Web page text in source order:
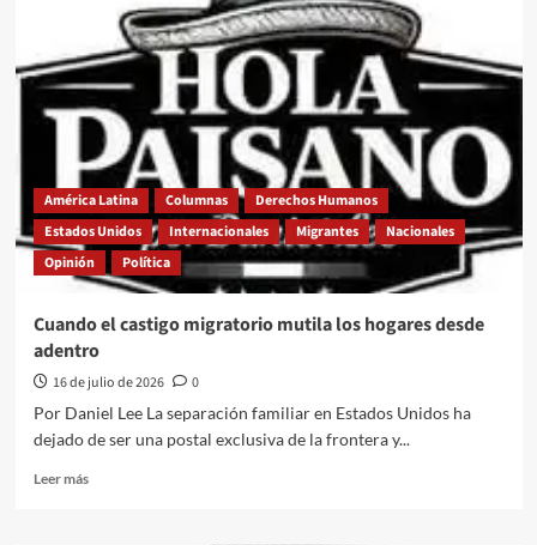
Migrante,
contradicción
de
una
reforma
que
promete
fortalecer
mientras
siembra
incertidumbre
América Latina Columnas
Derechos Humanos
Estados Unidos
Internacionales Migrantes
Nacionales
Opinión
Política
Cuando el castigo migratorio mutila los hogares desde
adentro
16 de julio de 2026
0
Por Daniel Lee La separación familiar en Estados Unidos ha
dejado de ser una postal exclusiva de la frontera y...
Leer másLeer